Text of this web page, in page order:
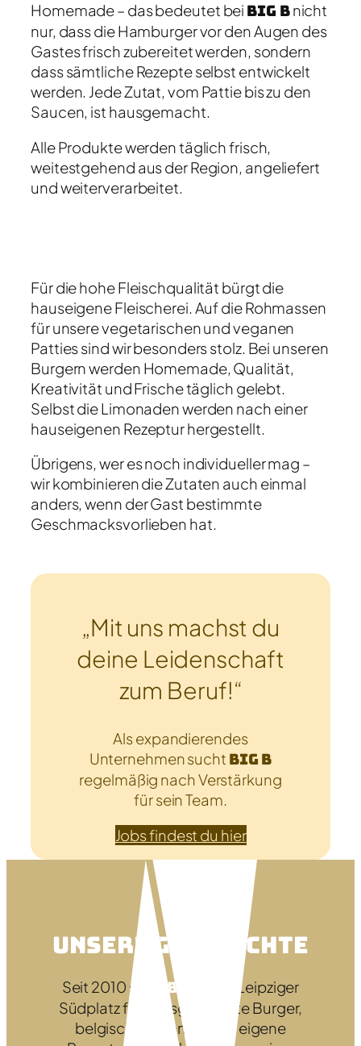
Homemade – das bedeutet bei Big Bnicht
nur, dass die Hamburger vor den Augen des
Gastes frisch zubereitet werden, sondern
dass sämtliche Rezepte selbst entwickelt
werden. Jede Zutat, vom Pattie bis zu den
Saucen, ist hausgemacht.
Alle Produkte werden täglich frisch,
weitestgehend aus der Region, angeliefert
und weiterverarbeitet.
Für die hohe Fleischqualität bürgt die
hauseigene Fleischerei. Auf die Rohmassen
für unsere vegetarischen und veganen
Patties sind wir besonders stolz. Bei unseren
Burgern werden Homemade, Qualität,
Kreativität und Frische täglich gelebt.
Selbst die Limonaden werden nach einer
hauseigenen Rezeptur hergestellt.
Übrigens, wer es noch individueller mag –
wir kombinieren die Zutaten auch einmal
anders, wenn der Gast bestimmte
Geschmacksvorlieben hat.
„Mit uns machst du
deine Leidenschaft
zum Beruf!“
Als expandierendes
Unternehmen sucht Big B
regelmäßig nach Verstärkung
für sein Team.
Jobs findest du hier
Unsere Geschichte
Seit 2010 stehtBig B
am Leipziger
Südplatz für hausgemachte Burger,
belgische Pommes und eigene